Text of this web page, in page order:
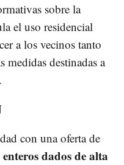
sobre la
el uso residencial
a los vecinos tanto
destinadas a
con una oferta de
dados de alta